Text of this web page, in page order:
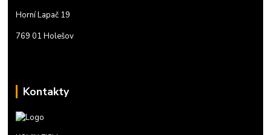
Horní Lapač 19
769 01 Holešov
Kontakty